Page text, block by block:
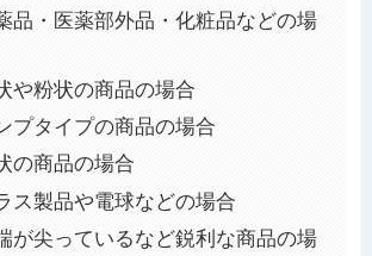
品・医薬部外品・化粧品などの場
や粉状の商品の場合
プタイプの商品の場合
の商品の場合
ス製品や電球などの場合
が尖っているなど鋭利な商品の場